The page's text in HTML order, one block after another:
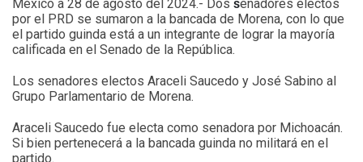
México a 28 de agosto del 2024.- Dos senadores electos
por el PRD se sumaron a la bancada de Morena, con lo que
el partido guinda está a un integrante de lograr la mayoría
calificada en el Senado de la República.
Los senadores electos Araceli Saucedo y José Sabino al
Grupo Parlamentario de Morena.
Araceli Saucedo fue electa como senadora por Michoacán.
Si bien pertenecerá a la bancada guinda no militará en el
partido.